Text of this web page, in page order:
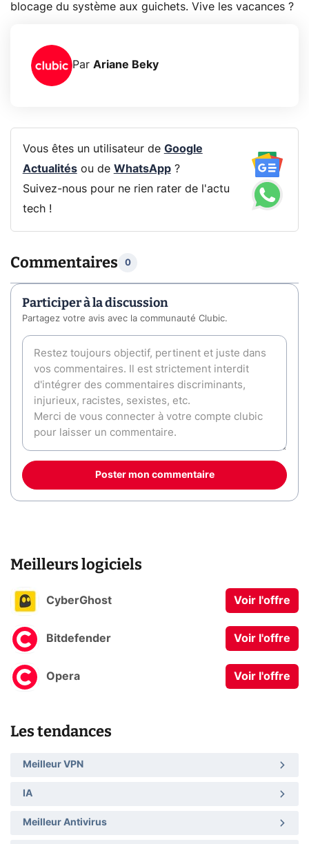
blocage du système aux guichets. Vive les vacances ?
Par Ariane Beky
Vous êtes un utilisateur de Google
Actualitésou de WhatsApp?
Suivez-nous pour ne rien rater de l'actu
tech !
Commentaires 0
Participer à la discussion
Partagez votre avis avec la communauté Clubic.
Poster mon commentaire
Meilleurs logiciels
CyberGhost Voir l'offre
Bitdefender Voir l'offre
Opera Voir l'offre
Les tendances
Meilleur VPN
IA
Meilleur Antivirus